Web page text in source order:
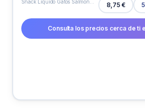
8,75 €
Consulta los precios cerca de ti